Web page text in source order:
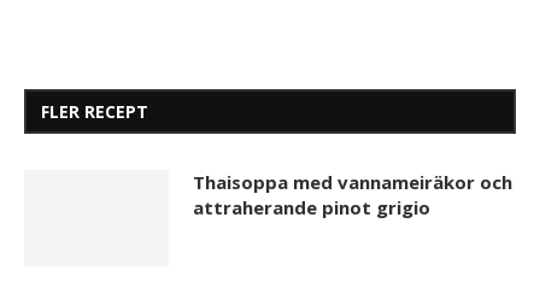
FLER RECEPT
Thaisoppa med vannameiräkor och
attraherande pinot grigio